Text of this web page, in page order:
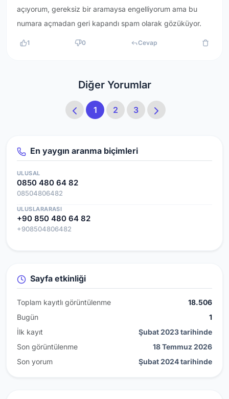
açıyorum, gereksiz bir aramaysa engelliyorum ama bu
numara açmadan geri kapandı spam olarak gözüküyor.
1 0 Cevap
Diğer Yorumlar
1 2 3
En yaygın aranma biçimleri
ULUSAL
0850 480 64 82
08504806482
ULUSLARARASI
+90 850 480 64 82
+908504806482
Sayfa etkinliği
Toplam kayıtlı görüntülenme
18.506
Bugün
1
İlk kayıt
Şubat 2023 tarihinde
Son görüntülenme
18 Temmuz 2026
Son yorum
Şubat 2024 tarihinde